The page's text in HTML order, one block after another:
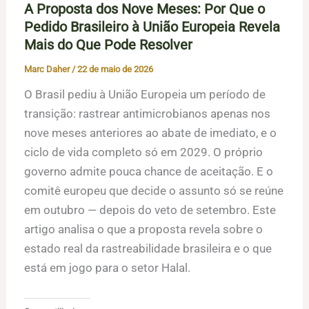
A Proposta dos Nove Meses: Por Que o
Pedido Brasileiro à União Europeia Revela
Mais do Que Pode Resolver
Marc Daher/22 de maio de 2026
O Brasil pediu à União Europeia um período de
transição: rastrear antimicrobianos apenas nos
nove meses anteriores ao abate de imediato, e o
ciclo de vida completo só em 2029. O próprio
governo admite pouca chance de aceitação. E o
comitê europeu que decide o assunto só se reúne
em outubro — depois do veto de setembro. Este
artigo analisa o que a proposta revela sobre o
estado real da rastreabilidade brasileira e o que
está em jogo para o setor Halal.